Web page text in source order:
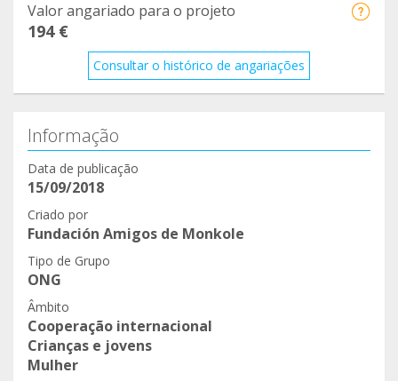
Valor angariado para o projeto
194 €
Consultar o histórico de angariações
Informação
Data de publicação
15/09/2018
Criado por
Fundación Amigos de Monkole
Tipo de Grupo
ONG
Âmbito
Cooperação internacional
Crianças e jovens
Mulher